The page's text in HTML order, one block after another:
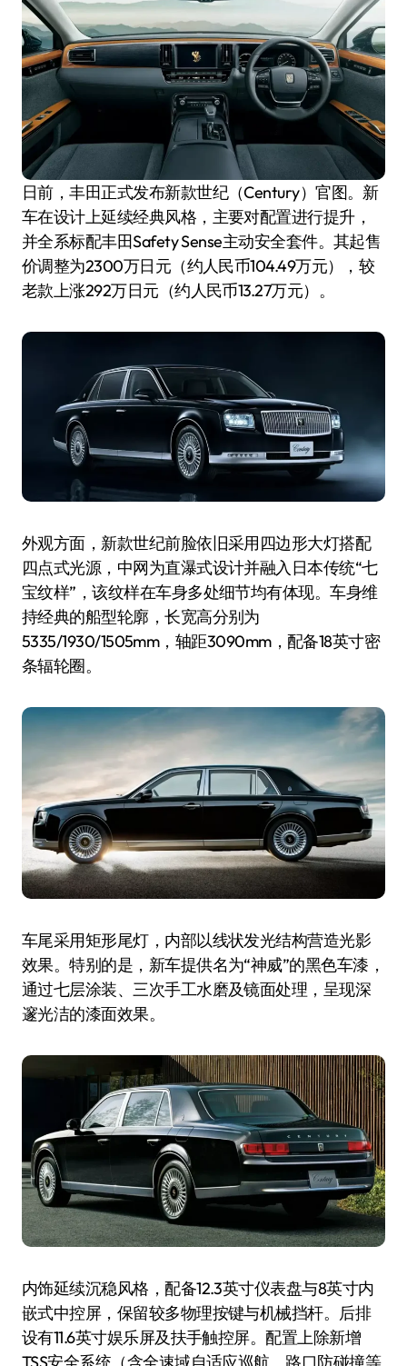
日前，丰田正式发布新款世纪（Century）官图。新
车在设计上延续经典风格，主要对配置进行提升，
并全系标配丰田Safety Sense主动安全套件。其起售
价调整为2300万日元（约人民币104.49万元），较
老款上涨292万日元（约人民币13.27万元）。
外观方面，新款世纪前脸依旧采用四边形大灯搭配
四点式光源，中网为直瀑式设计并融入日本传统“七
宝纹样”，该纹样在车身多处细节均有体现。车身维
持经典的船型轮廓，长宽高分别为
5335/1930/1505mm，轴距3090mm，配备18英寸密
条辐轮圈。
车尾采用矩形尾灯，内部以线状发光结构营造光影
效果。特别的是，新车提供名为“神威”的黑色车漆，
通过七层涂装、三次手工水磨及镜面处理，呈现深
邃光洁的漆面效果。
内饰延续沉稳风格，配备12.3英寸仪表盘与8英寸内
嵌式中控屏，保留较多物理按键与机械挡杆。后排
设有11.6英寸娱乐屏及扶手触控屏。配置上除新增
TSS安全系统（含全速域自适应巡航、路口防碰撞等